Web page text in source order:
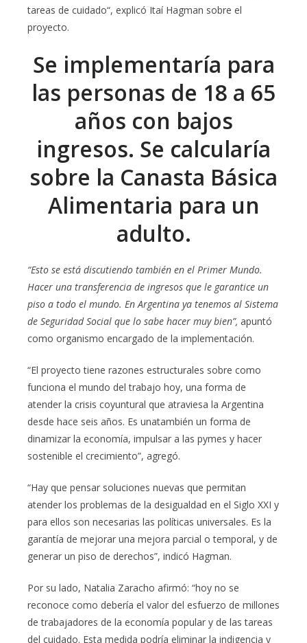
tareas de cuidado“, explicó Itaí Hagman sobre el
proyecto.
Se implementaría para
las personas de 18 a 65
años con bajos
ingresos. Se calcularía
sobre la Canasta Básica
Alimentaria para un
adulto.
“Esto se está discutiendo también en el Primer Mundo.
Hacer una transferencia de ingresos que le garantice un
piso a todo el mundo. En Argentina ya tenemos al Sistema
de Seguridad Social que lo sabe hacer muy bien”, apuntó
como organismo encargado de la implementación.
“El proyecto tiene razones estructurales sobre como
funciona el mundo del trabajo hoy, una forma de
atender la crisis coyuntural que atraviesa la Argentina
desde hace seis años. Es unatambién un forma de
dinamizar la economía, impulsar a las pymes y hacer
sostenible el crecimiento”, agregó.
“Hay que pensar soluciones nuevas que permitan
atender los problemas de la desigualdad en el Siglo XXI y
para ellos son necesarias las políticas universales. Es la
garantía de mejorar una mejora parcial o temporal, y de
generar un piso de derechos”, indicó Hagman.
Por su lado, Natalia Zaracho afirmó: “hoy no se
reconoce como debería el valor del esfuerzo de millones
de trabajadores de la economía popular y de las tareas
del cuidado. Esta medida podría eliminar la indigencia y